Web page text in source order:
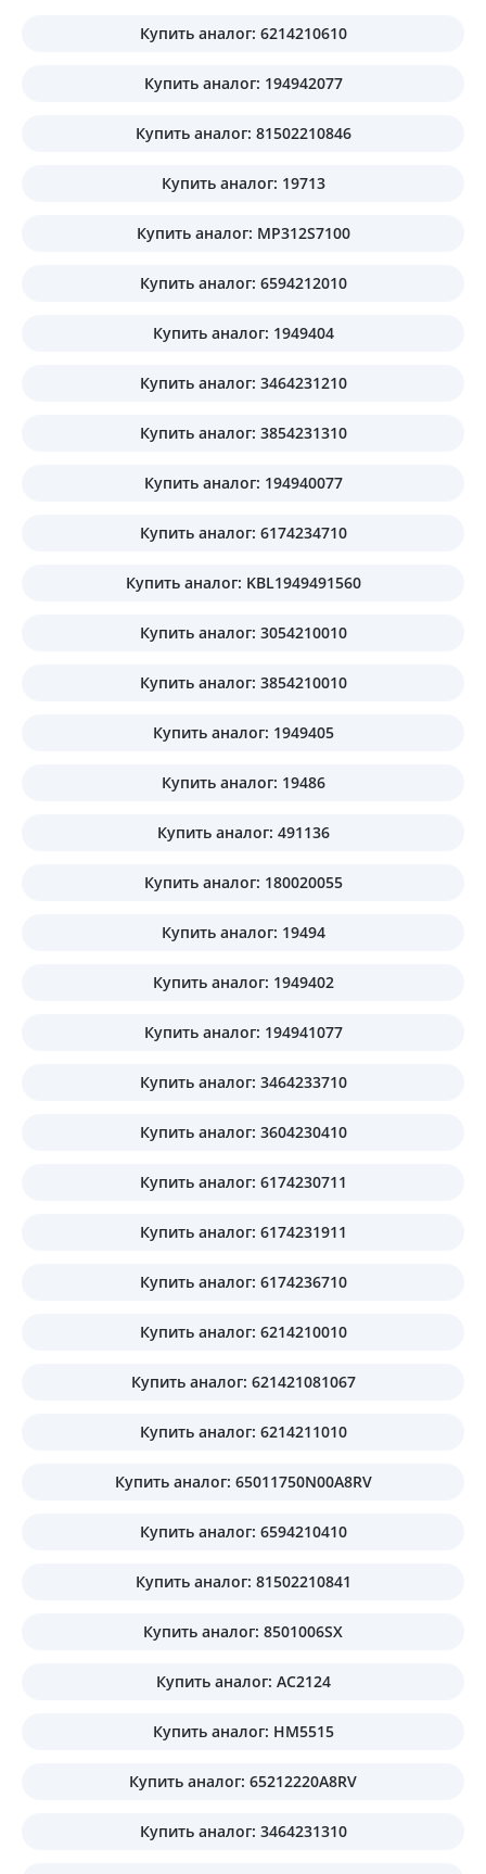
Купить аналог: 6214210610
Купить аналог: 194942077
Купить аналог: 81502210846
Купить аналог: 19713
Купить аналог: MP312S7100
Купить аналог: 6594212010
Купить аналог: 1949404
Купить аналог: 3464231210
Купить аналог: 3854231310
Купить аналог: 194940077
Купить аналог: 6174234710
Купить аналог: KBL1949491560
Купить аналог: 3054210010
Купить аналог: 3854210010
Купить аналог: 1949405
Купить аналог: 19486
Купить аналог: 491136
Купить аналог: 180020055
Купить аналог: 19494
Купить аналог: 1949402
Купить аналог: 194941077
Купить аналог: 3464233710
Купить аналог: 3604230410
Купить аналог: 6174230711
Купить аналог: 6174231911
Купить аналог: 6174236710
Купить аналог: 6214210010
Купить аналог: 621421081067
Купить аналог: 6214211010
Купить аналог: 65011750N00A8RV
Купить аналог: 6594210410
Купить аналог: 81502210841
Купить аналог: 8501006SX
Купить аналог: AC2124
Купить аналог: HM5515
Купить аналог: 65212220A8RV
Купить аналог: 3464231310